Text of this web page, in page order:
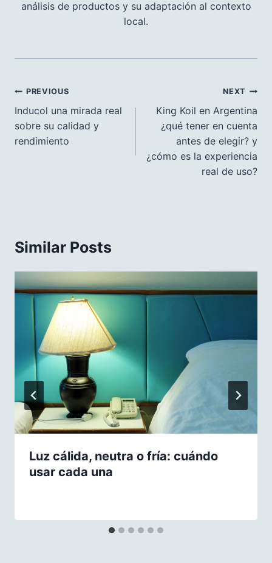
análisis de productos y su adaptación al contexto
local.
Navegación
de
entradas
PREVIOUS
Inducol una mirada real
sobre su calidad y
rendimiento
NEXT
King Koil en Argentina
¿qué tener en cuenta
antes de elegir? y
¿cómo es la experiencia
real de uso?
Similar Posts
Luz cálida, neutra o fría: cuándo
usar cada una